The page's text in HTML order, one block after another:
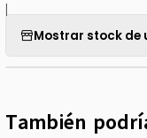
|
Mostrar stock de
También